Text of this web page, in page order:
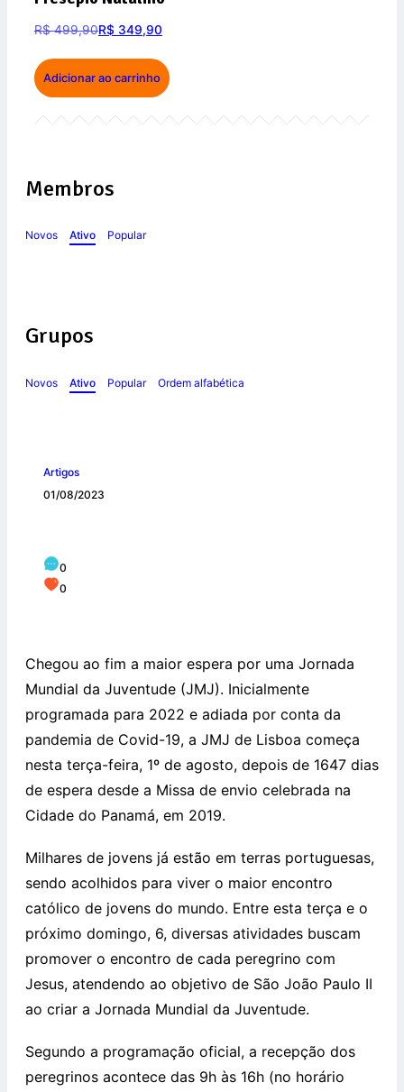
R$499,90R$ 349,90
Adicionar ao carrinho
Membros
Novos Ativo Popular
Grupos
Novos Ativo Popular Ordem alfabética
Artigos
01/08/2023
0
0
Chegou ao fim a maior espera por uma Jornada
Mundial da Juventude (JMJ). Inicialmente
programada para 2022 e adiada por conta da
pandemia de Covid-19, a JMJ de Lisboa começa
nesta terça-feira, 1º de agosto, depois de 1647 dias
de espera desde a Missa de envio celebrada na
Cidade do Panamá, em 2019.
Milhares de jovens já estão em terras portuguesas,
sendo acolhidos para viver o maior encontro
católico de jovens do mundo. Entre esta terça e o
próximo domingo, 6, diversas atividades buscam
promover o encontro de cada peregrino com
Jesus, atendendo ao objetivo de São João Paulo II
ao criar a Jornada Mundial da Juventude.
Segundo a programação oficial, a recepção dos
peregrinos acontece das 9h às 16h (no horário